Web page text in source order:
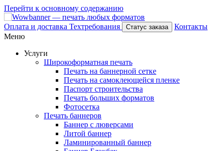
Перейти к основному содержанию
Оплата и доставка Техтребования Статус заказа
Контакты
Меню
Услуги
Широкоформатная печать
Печать на баннерной сетке
Печать на самоклеющейся пленке
Паспорт строительства
Печать больших форматов
Фотосетка
Печать баннеров
Баннер с люверсами
Литой баннер
Ламинированный баннер